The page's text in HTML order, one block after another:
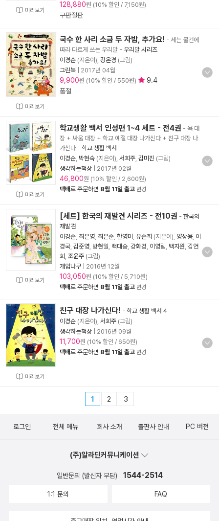
미리보기
128,880원 (10% 할인 / 7,150원)
구판절판
미리보기
국수 한 사리 소금 두 자밤, 추가요! - 세는 물건에
따라 다르게 쓰는 우리말 - 우리말 시리즈
이경순 (지은이), 강은경 (그림)
그린북
2017년 04월
9,900원 (10% 할인 / 550원)
9.4
품절
미리보기
학교생활 백서 인성편 1~4 세트 - 전4권 - 욕 대
장 + 싸움 대장 + 학교 예절 대장 나가신다 + 친구 대장 나
가신다- 학교 생활 백서
이경순 박현숙 (지은이), 서희주 김미진 (그림)
생각하는책상
2017년 02월
46,800원 (10% 할인 / 2,600원)
택배로 주문하면 8월 11일 출고 변경
미리보기
[세트] 한국의 재발견 시리즈 - 전10권 - 한국의
재발견
이경순 최은영 최은순 한영미 유순희 (지은이), 양상용, 이
경국 김준영 방현일 백대승 강화경 이영림 백지원 김언
희 조윤주 (그림)
개암나무
2016년 12월
103,050원 (10% 할인 / 5,710원)
택배로 주문하면 8월 11일 출고 변경
미리보기
친구 대장 나가신다! - 학교 생활 백서 4
이경순 (지은이), 서희주 (그림)
생각하는책상
2016년 09월
11,700원 (10% 할인 / 650원)
택배로 주문하면 8월 11일 출고 변경
1 2 3
로그인 전체 메뉴 회사 소개 출판사 안내 PC 버전
(주)알라딘커뮤니케이션
일반문의 (발신자 부담) 1544-2514
1:1 문의 FAQ